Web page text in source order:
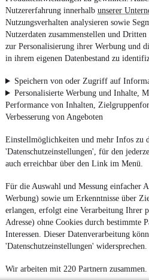
Nutzererfahrung innerhalb unserer
Nutzungsverhalten analysieren sowie
Nutzerdaten zusammenstellen und Dritten
zur Personalisierung ihrer Werbung und
in ihrem eigenen Datenbestand zu
Speichern von oder Zugriff auf
Personalisierte Werbung und Inhalte,
Performance von Inhalten,
Verbesserung von Angeboten
Einstellmöglichkeiten und mehr Infos zu
'Datenschutzeinstellungen', für den
auch erreichbar über den Link im Menü.
Für die Auswahl und Messung einfacher
Werbung) sowie um Erkenntnisse über
erlangen, erfolgt eine Verarbeitung Ihrer
Adresse) ohne Cookies durch bestimmte
Interessen. Dieser Datenverarbeitung
'Datenschutzeinstellungen' widersprechen.
Wir arbeiten mit 220 Partnern zusammen.
Impressum
AGB
Datenschutz
Erklärung zur Barrierefreiheit
Report Security Vulnerability
Powered by